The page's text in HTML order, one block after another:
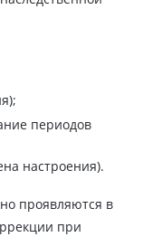
периодов
настроения).
проявляются в
при